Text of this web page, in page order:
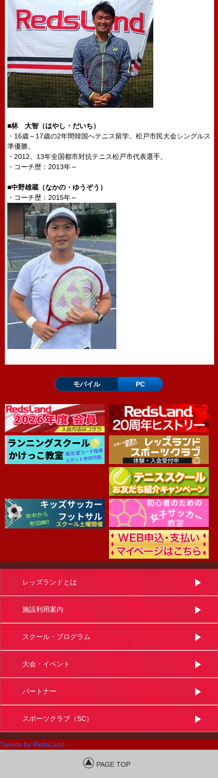
■林 大智（はやし・だいち）
・16歳～17歳の2年間韓国へテニス留学。松戸市民大会シングルス
準優勝。
・2012、13年全国都市対抗テニス松戸市代表選手。
・コーチ歴：2013年～
■中野雄蔵（なかの・ゆうぞう）
・コーチ歴：2015年～
モバイル PC
レッズランドとは
施設利用案内
スクール・プログラム
大会・イベント
パートナー
スポーツクラブ（SC）
Tweets by RedsLand
PAGE TOP